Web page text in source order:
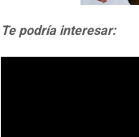
Te podría interesar: